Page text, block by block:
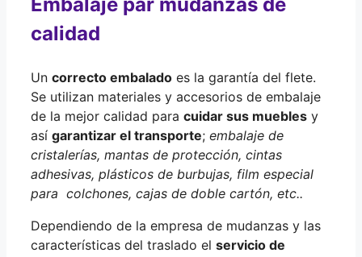
calidad
Un correcto embalado es la garantía del flete.
Se utilizan materiales y accesorios de embalaje
de la mejor calidad para cuidar sus muebles y
así garantizar el transporte; embalaje de
cristalerías, mantas de protección, cintas
adhesivas, plásticos de burbujas, film especial
para colchones, cajas de doble cartón, etc..
Dependiendo de la empresa de mudanzas y las
características del traslado el servicio de